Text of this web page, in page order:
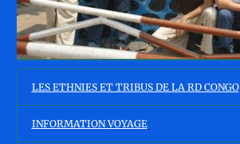
LES ETHNIES ET TRIBUS DE LA RD CONGO
INFORMATION VOYAGE